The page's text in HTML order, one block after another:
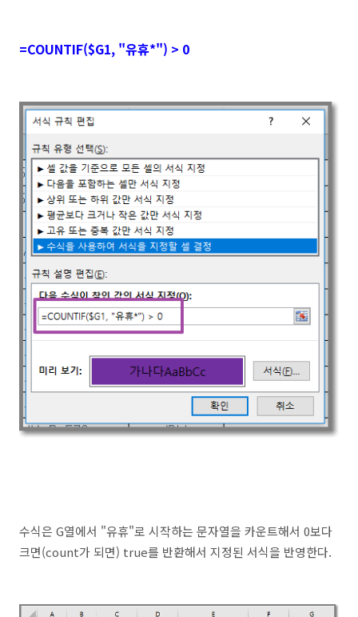
=COUNTIF($G1, "유휴*") > 0
수식은 G열에서 "유휴"로 시작하는 문자열을 카운트해서 0보다
크면(count가 되면) true를 반환해서 지정된 서식을 반영한다.